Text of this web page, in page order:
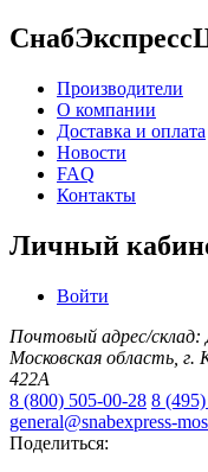
Производители
О компании
Доставка и оплата
Новости
FAQ
Контакты
Личный
Войти
Почтовый адрес/
Московская область, г.
422А
8 (800) 505-00-28 8
general@snabexpress-
Поделиться: